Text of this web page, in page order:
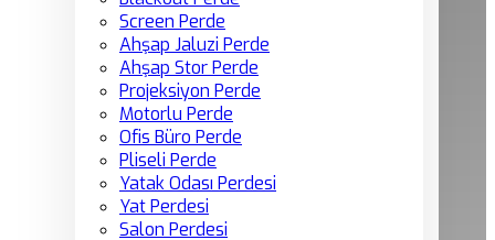
Screen Perde
Ahşap Jaluzi Perde
Ahşap Stor Perde
Projeksiyon Perde
Motorlu Perde
Ofis Büro Perde
Pliseli Perde
Yatak Odası Perdesi
Yat Perdesi
Salon Perdesi